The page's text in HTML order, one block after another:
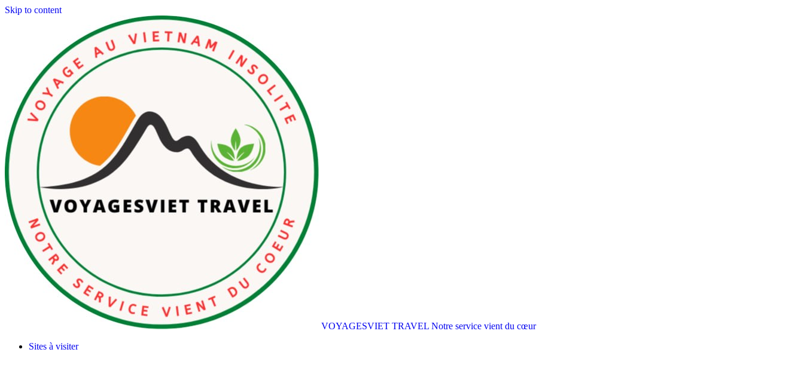
Skip to content
VOYAGESVIET TRAVEL Notre service vient du cœur
Sites à visiter